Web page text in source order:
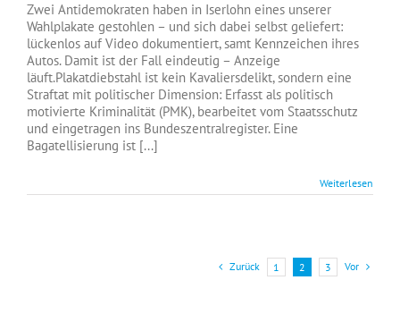
Zwei Antidemokraten haben in Iserlohn eines unserer
Wahlplakate gestohlen – und sich dabei selbst geliefert:
lückenlos auf Video dokumentiert, samt Kennzeichen ihres
Autos. Damit ist der Fall eindeutig – Anzeige
läuft.Plakatdiebstahl ist kein Kavaliersdelikt, sondern eine
Straftat mit politischer Dimension: Erfasst als politisch
motivierte Kriminalität (PMK), bearbeitet vom Staatsschutz
und eingetragen ins Bundeszentralregister. Eine
Bagatellisierung ist [...]
Weiterlesen
Zurück 1 2 3 Vor